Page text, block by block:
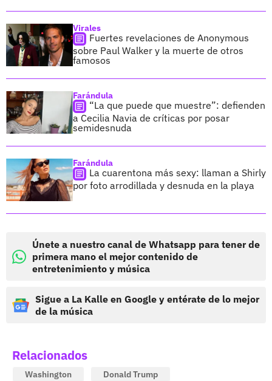
Virales
Fuertes revelaciones de Anonymous
sobre Paul Walker y la muerte de otros
famosos
Farándula
“La que puede que muestre”: defienden
a Cecilia Navia de críticas por posar
semidesnuda
Farándula
La cuarentona más sexy: llaman a Shirly
por foto arrodillada y desnuda en la playa
Únete a nuestro canal de Whatsapp para tener de
primera mano el mejor contenido de
entretenimiento y música
Sigue a La Kalle en Google y entérate de lo mejor
de la música
Relacionados
Washington
Donald Trump